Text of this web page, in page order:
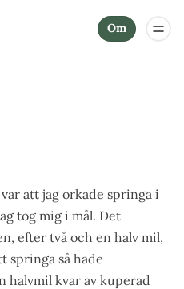
Om
att jag orkade springa i
tog mig i mål. Det
efter två och en halv mil,
springa så hade
halvmil kvar av kuperad